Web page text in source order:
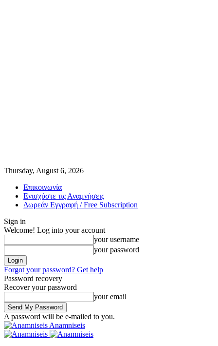
Thursday, August 6, 2026
Επικοινωνία
Ενισχύστε τις Αναμνήσεις
Δωρεάν Εγγραφή / Free Subscription
Sign in
Welcome! Log into your account
your username
your password
Forgot your password? Get help
Password recovery
Recover your password
your email
A password will be e-mailed to you.
Anamniseis